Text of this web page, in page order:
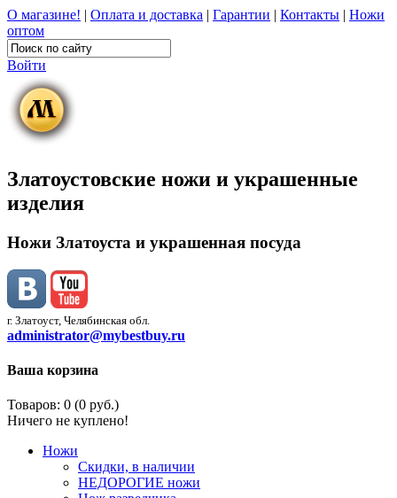
О магазине! | Оплата и доставка | Гарантии | Контакты | Ножи
оптом
Войти
Златоустовские ножи и украшенные
изделия
Ножи Златоуста и украшенная посуда
г. Златоуст, Челябинская обл.
administrator@mybestbuy.ru
Ваша корзина
Товаров: 0 (0 руб.)
Ничего не куплено!
Ножи
Скидки, в наличии
НЕДОРОГИЕ ножи